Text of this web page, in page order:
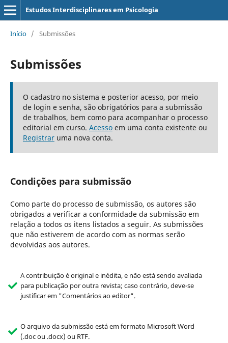
Estudos Interdisciplinares em Psicologia
Início / Submissões
Submissões
O cadastro no sistema e posterior acesso, por meio
de login e senha, são obrigatórios para a submissão
de trabalhos, bem como para acompanhar o processo
editorial em curso. Acessoem uma conta existente ou
Registraruma nova conta.
Condições para submissão
Como parte do processo de submissão, os autores são
obrigados a verificar a conformidade da submissão em
relação a todos os itens listados a seguir. As submissões
que não estiverem de acordo com as normas serão
devolvidas aos autores.
A contribuição é original e inédita, e não está sendo avaliada
para publicação por outra revista; caso contrário, deve-se
justificar em "Comentários ao editor".
O arquivo da submissão está em formato Microsoft Word
(.doc ou .docx) ou RTF.